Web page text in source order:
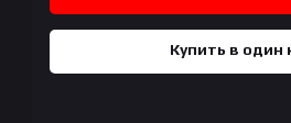
Купить в один